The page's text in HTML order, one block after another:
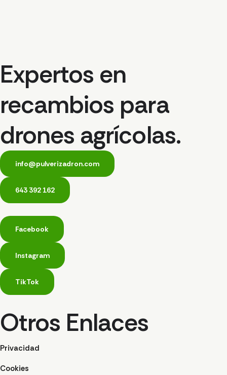
Expertos en
recambios para
drones agrícolas.
info@pulverizadron.com
643 392 162
Facebook
Instagram
TikTok
Otros Enlaces
Privacidad
Cookies